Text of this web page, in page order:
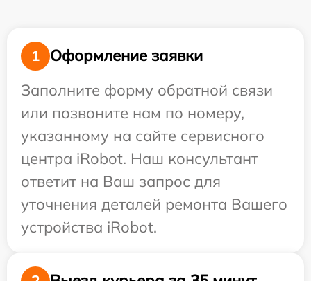
1
Оформление заявки
Заполните форму обратной связи
или позвоните нам по номеру,
указанному на сайте сервисного
центра iRobot. Наш консультант
ответит на Ваш запрос для
уточнения деталей ремонта Вашего
устройства iRobot.